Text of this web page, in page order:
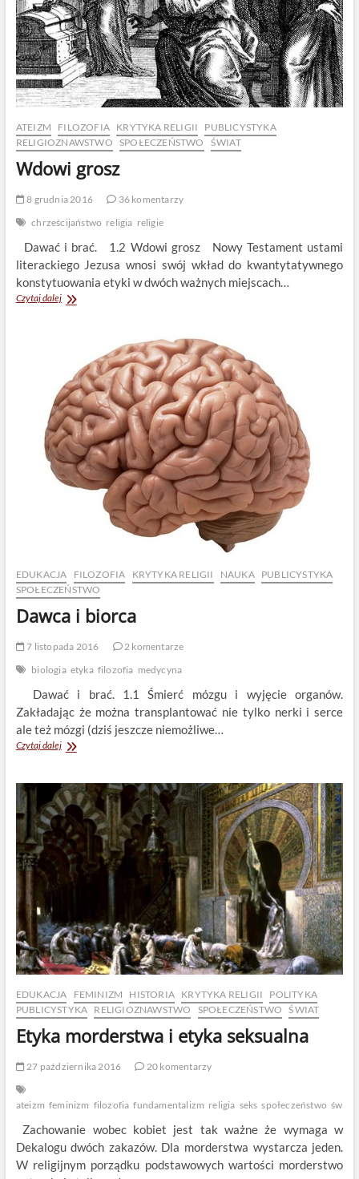
ATEIZM FILOZOFIA KRYTYKA RELIGII
PUBLICYSTYKA
RELIGIOZNAWSTWO SPOŁECZEŃSTWO ŚWIAT
Wdowi grosz
8 grudnia 2016
36 komentarzy
chrześcijaństwo religia religie
Dawać i brać. 1.2 Wdowi grosz Nowy Testament ustami
literackiego Jezusa wnosi swój wkład do kwantytatywnego
konstytuowania etyki w dwóch ważnych miejscach…
Czytaj dalejWdowi
EDUKACJA FILOZOFIA KRYTYKA RELIGII NAUKA
PUBLICYSTYKA
SPOŁECZEŃSTWO
Dawca i biorca
7 listopada 2016
2 komentarze
biologia etyka filozofia medycyna
Dawać i brać. 1.1 Śmierć mózgu i wyjęcie organów.
Zakładając że można transplantować nie tylko nerki i serce
ale też mózgi (dziś jeszcze niemożliwe…
Czytaj dalejDawca
EDUKACJA FEMINIZM HISTORIA KRYTYKA RELIGII
POLITYKA
PUBLICYSTYKA RELIGIOZNAWSTWO SPOŁECZEŃSTWO ŚWIAT
Etyka morderstwa i etyka seksualna
27 października 2016 20 komentarzy
ateizm feminizm filozofia fundamentalizm religia seks społeczeństwo świat
Zachowanie wobec kobiet jest tak ważne że wymaga w
Dekalogu dwóch zakazów. Dla morderstwa wystarcza jeden.
W religijnym porządku podstawowych wartości morderstwo